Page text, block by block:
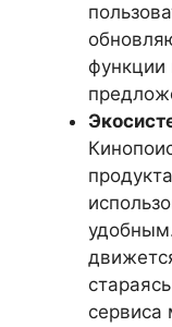
функции